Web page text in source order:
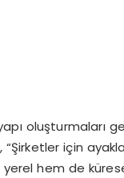
oluşturmaları
için
hem de